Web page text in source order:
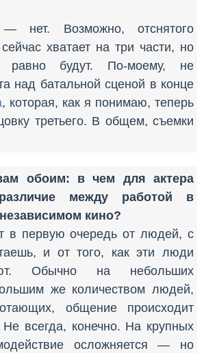
нет. Возможно, отснятого
хватает на три части, но
равно будут. По-моему, не
над батальной сценой в конце
, которая, как я понимаю, теперь
третьего. В общем, съемки
обоим: в чем для актера
между работой в
кино?
в первую очередь от людей, с
и от того, как эти люди
Обычно на небольших
же количеством людей,
общение происходит
всегда, конечно. На крупных
осложняется — но